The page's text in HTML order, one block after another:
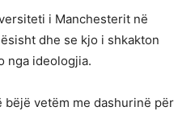
i Manchesterit në
dhe se kjo i shkakton
nga ideologjia.
bëjë vetëm me dashurinë për